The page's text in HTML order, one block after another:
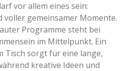
vor allem eines sein:
gemeinsamer Momente.
Programme steht bei
im Mittelpunkt. Ein
Tisch sorgt für eine lange,
kreative Ideen und